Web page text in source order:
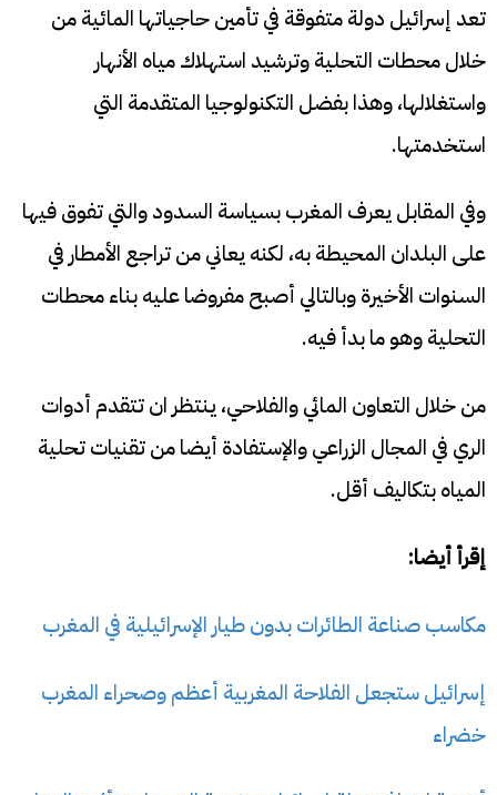
تعد إسرائيل دولة متفوقة في تأمين حاجياتها المائية من
خلال محطات التحلية وترشيد استهلاك مياه الأنهار
واستغلالها، وهذا بفضل التكنولوجيا المتقدمة التي
استخدمتها.
وفي المقابل يعرف المغرب بسياسة السدود والتي تفوق فيها
على البلدان المحيطة به، لكنه يعاني من تراجع الأمطار في
السنوات الأخيرة وبالتالي أصبح مفروضا عليه بناء محطات
التحلية وهو ما بدأ فيه.
من خلال التعاون المائي والفلاحي، ينتظر ان تتقدم أدوات
الري في المجال الزراعي والإستفادة أيضا من تقنيات تحلية
المياه بتكاليف أقل.
إقرأ أيضا:
مكاسب صناعة الطائرات بدون طيار الإسرائيلية في المغرب
إسرائيل ستجعل الفلاحة المغربية أعظم وصحراء المغرب
خضراء